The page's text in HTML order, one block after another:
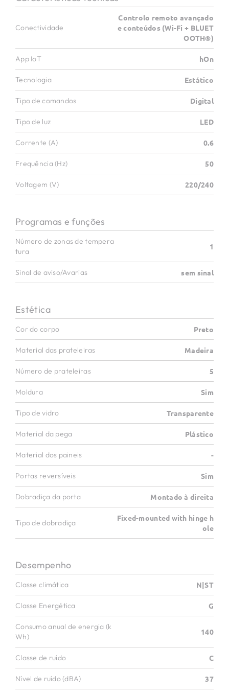
Conectividade
Controlo remoto avançado
e conteúdos (Wi-Fi + BLUET
OOTH®)
App IoT hOn
Tecnologia Estático
Tipo de comandos Digital
Tipo de luz LED
Corrente (A) 0.6
Frequência (Hz) 50
Voltagem (V) 220/240
Programas e funções
Número de zonas de tempera
tura
1
Sinal de aviso/Avarias sem sinal
Estética
Cor do corpo Preto
Material das prateleiras Madeira
Número de prateleiras 5
Moldura Sim
Tipo de vidro Transparente
Material da pega Plástico
Material dos paineis -
Portas reversíveis Sim
Dobradiça da porta Montado à direita
Tipo de dobradiça
Fixed-mounted with hinge h
ole
Desempenho
Classe climática N|ST
Classe Energética G
Consumo anual de energia (k
Wh)
140
Classe de ruído C
Nível de ruído (dBA) 37